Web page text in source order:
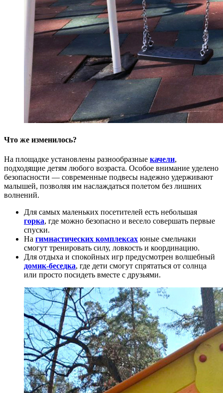
Что же изменилось?
На площадке установлены разнообразные качели,
подходящие детям любого возраста. Особое внимание уделено
безопасности — современные подвесы надежно удерживают
малышей, позволяя им наслаждаться полетом без лишних
волнений.
Для самых маленьких посетителей есть небольшая
горка, где можно безопасно и весело совершать первые
спуски.
На гимнастических комплексах юные смельчаки
смогут тренировать силу, ловкость и координацию.
Для отдыха и спокойных игр предусмотрен волшебный
домик-беседка, где дети смогут спрятаться от солнца
или просто посидеть вместе с друзьями.